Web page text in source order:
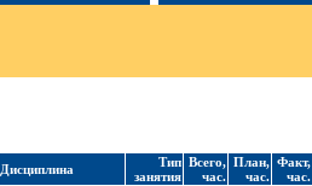
Дисциплина
Тип
занятия
Всего,
час.
План,
час.
Факт,
час.